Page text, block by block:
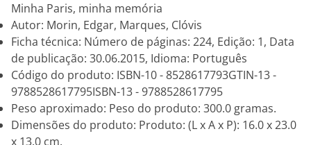
Minha Paris, minha memória
Autor: Morin, Edgar, Marques, Clóvis
Ficha técnica: Número de páginas: 224, Edição: 1, Data
de publicação: 30.06.2015, Idioma: Português
Código do produto: ISBN-10 - 8528617793GTIN-13 -
9788528617795ISBN-13 - 9788528617795
Peso aproximado: Peso do produto: 300.0 gramas.
Dimensões do produto: Produto: (L x A x P): 16.0 x 23.0
x 13.0 cm.